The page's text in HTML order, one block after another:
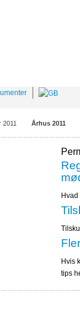
Århus 2011
Hvis
tips